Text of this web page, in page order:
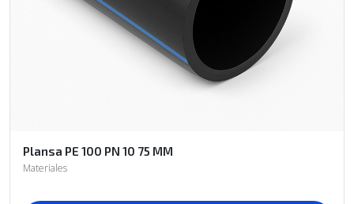
Plansa PE 100 PN 10 75 MM
Materiales